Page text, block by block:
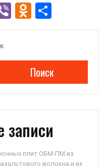
Vi O
o
kl
ni
ki
р
ть
Поиск
записи
плит ОБМ-ПМ из
волокна и их